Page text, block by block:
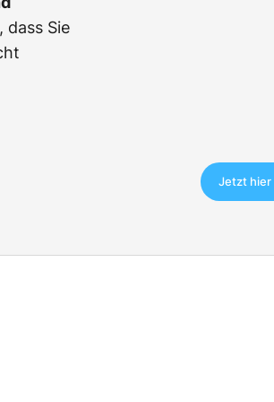
, dass Sie
Jetzt hier